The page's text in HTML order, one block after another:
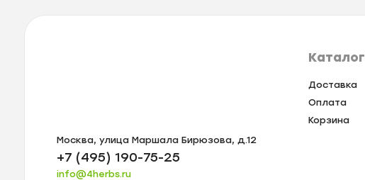
Москва, улица Маршала Бирюзова, д.12
+7 (495) 190-75-25
info@4herbs.ru
Каталог
Доставка
Оплата
Корзина